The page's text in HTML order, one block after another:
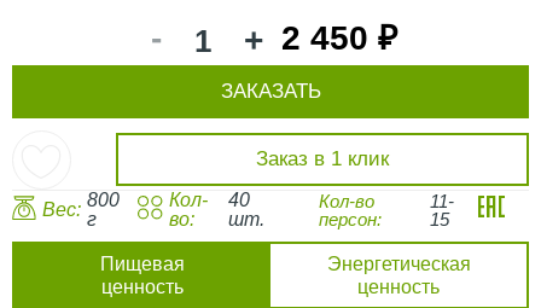
- + 2 450 ₽
Заказ в 1 клик
ЗАКАЗАТЬ
Вес: 800
г
Кол-
во:
40
шт.
Кол-во
персон:
11-
15
Пищевая
ценность
Энергетическая
ценность